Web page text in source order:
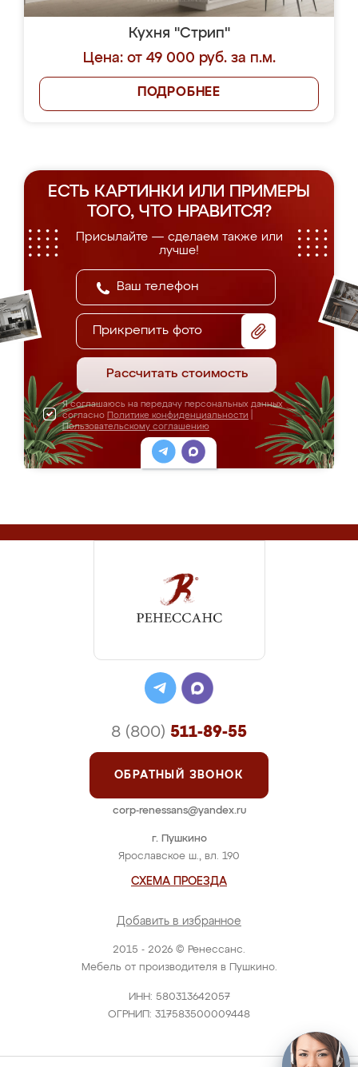
Кухня "Стрип"
Цена: от 49 000 руб. за п.м.
ПОДРОБНЕЕ
ЕСТЬ КАРТИНКИ ИЛИ ПРИМЕРЫ
ТОГО, ЧТО НРАВИТСЯ?
Присылайте — сделаем также или
лучше!
Прикрепить фото
Рассчитать стоимость
Я соглашаюсь на передачу персональных данных
согласно Политике конфиденциальности
Пользовательскому соглашению
2015 - 2026 © Ренессанс.
Мебель от производителя в Пушкино.
ИНН: 580313642057
ОГРНИП: 317583500009448
г. Пушкино
Ярославское ш., вл. 190
СХЕМА ПРОЕЗДА
Добавить в избранное
8 (800) 511-89-55
ОБРАТНЫЙ ЗВОНОК
corp-renessans@yandex.ru